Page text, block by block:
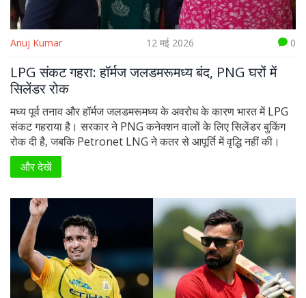
Anuj Kumar 12 मई 2026 0
LPG संकट गहरा: हॉर्मज जलडमरूमध्य बंद, PNG घरों में
सिलेंडर रोक
मध्य पूर्व तनाव और हॉर्मज जलडमरूमध्य के अवरोध के कारण भारत में LPG
संकट गहराया है। सरकार ने PNG कनेक्शन वालों के लिए सिलेंडर बुकिंग
रोक दी है, जबकि Petronet LNG ने कतर से आपूर्ति में वृद्धि नहीं की।
और देखें